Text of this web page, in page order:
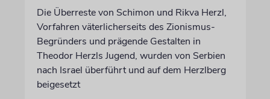
Die Überreste von Schimon und Rikva Herzl,
Vorfahren väterlicherseits des Zionismus-
Begründers und prägende Gestalten in
Theodor Herzls Jugend, wurden von Serbien
nach Israel überführt und auf dem Herzlberg
beigesetzt